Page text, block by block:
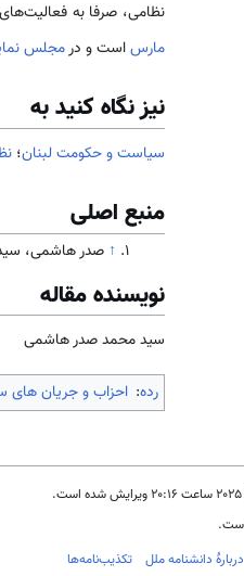
نظامی، صرفا به
مارساست و درمجلس
نیز نگاه کنید به
سیاست و حکومت لبنان؛
منبع اصلی
↑ صدر هاشمی، سید محمد (1392). جامعه
نویسنده مقاله
سید محمد صدر هاشمی
رده: احزاب و جریان
دربارهٔ دانشنامه ملل تکذیب‌نامه‌ها